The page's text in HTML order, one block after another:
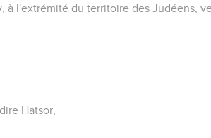
à l'extrémité du territoire des Judéens,
Hatsor,